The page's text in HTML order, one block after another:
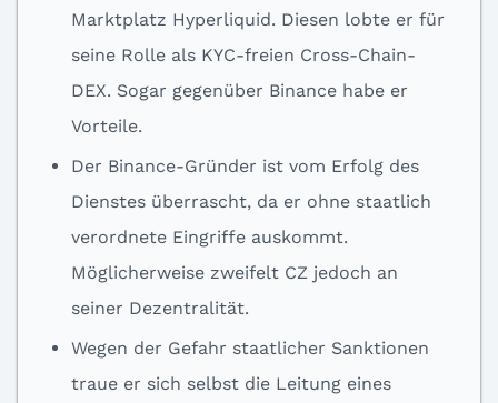
Marktplatz Hyperliquid. Diesen lobte er für
seine Rolle als KYC-freien Cross-Chain-
DEX. Sogar gegenüber Binance habe er
Vorteile.
Der Binance-Gründer ist vom Erfolg des
Dienstes überrascht, da er ohne staatlich
verordnete Eingriffe auskommt.
Möglicherweise zweifelt CZ jedoch an
seiner Dezentralität.
Wegen der Gefahr staatlicher Sanktionen
traue er sich selbst die Leitung eines